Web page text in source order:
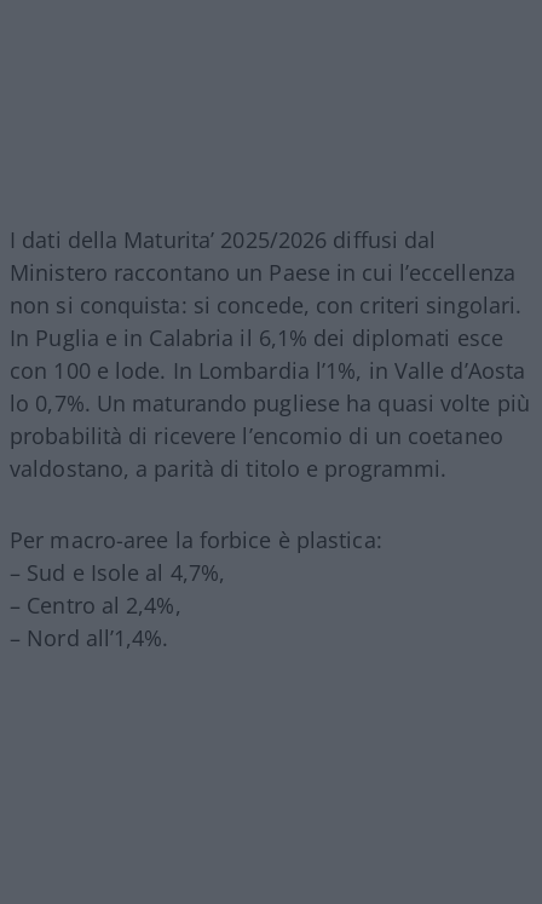
I dati della Maturita’ 2025/2026 diffusi dal
Ministero raccontano un Paese in cui l’eccellenza
non si conquista: si concede, con criteri singolari.
In Puglia e in Calabria il 6,1% dei diplomati esce
con 100 e lode. In Lombardia l’1%, in Valle d’Aosta
lo 0,7%. Un maturando pugliese ha quasi volte più
probabilità di ricevere l’encomio di un coetaneo
valdostano, a parità di titolo e programmi.
Per macro-aree la forbice è plastica:
– Sud e Isole al 4,7%,
– Centro al 2,4%,
– Nord all’1,4%.